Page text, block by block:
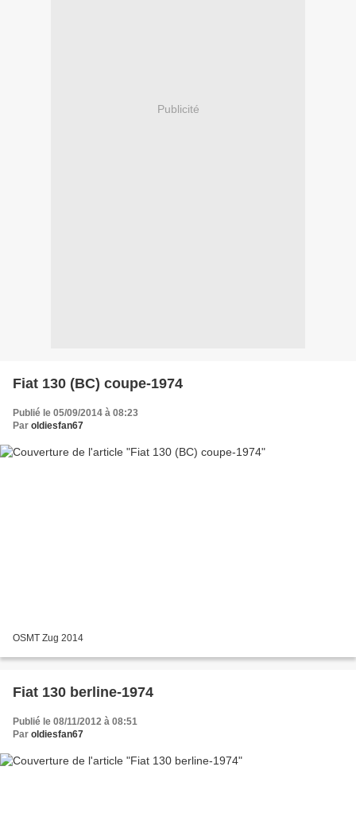
Publicité
Fiat 130 (BC) coupe-1974
Publié le 05/09/2014 à 08:23
Par oldiesfan67
OSMT Zug 2014
Fiat 130 berline-1974
Publié le 08/11/2012 à 08:51
Par oldiesfan67